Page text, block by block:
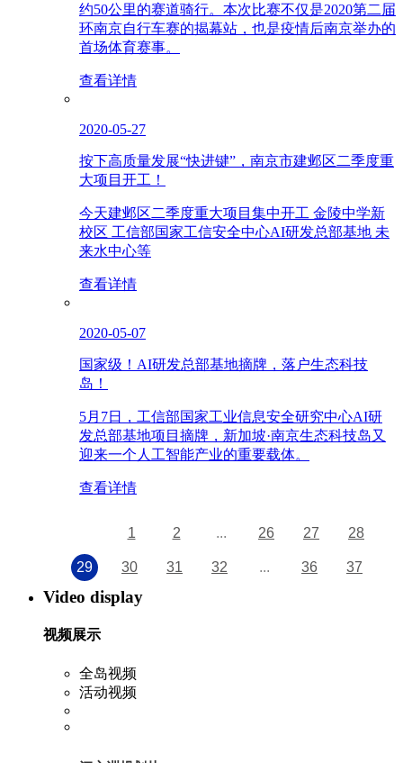
约50公里的赛道骑行。本次比赛不仅是2020第二届
环南京自行车赛的揭幕站，也是疫情后南京举办的
首场体育赛事。
查看详情
2020-05-27
按下高质量发展“快进键”，南京市建邺区二季度重
大项目开工！
今天建邺区二季度重大项目集中开工 金陵中学新
校区 工信部国家工信安全中心AI研发总部基地 未
来水中心等
查看详情
2020-05-07
国家级！AI研发总部基地摘牌，落户生态科技
岛！
5月7日，工信部国家工业信息安全研究中心AI研
发总部基地项目摘牌，新加坡·南京生态科技岛又
迎来一个人工智能产业的重要载体。
查看详情
1 2 ... 26 27 28
29 30 31 32 ... 36 37
Video display
视频展示
全岛视频
活动视频